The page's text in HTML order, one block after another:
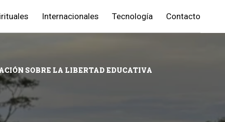
Internacionales Tecnología Contacto
SOBRE LA LIBERTAD EDUCATIVA